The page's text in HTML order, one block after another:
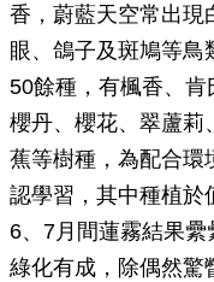
香，蔚藍天空常出現
眼、鴿子及斑鳩等鳥
50餘種，有楓香、
櫻丹、櫻花、翠蘆莉
蕉等樹種，為配合環
認學習，其中種植於
6、7月間蓮霧結果
綠化有成，除偶然驚